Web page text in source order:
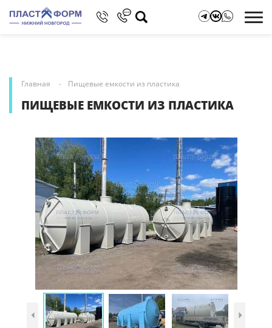
Главная Пищевые емкости из пластика
ПИЩЕВЫЕ ЕМКОСТИ ИЗ ПЛАСТИКА